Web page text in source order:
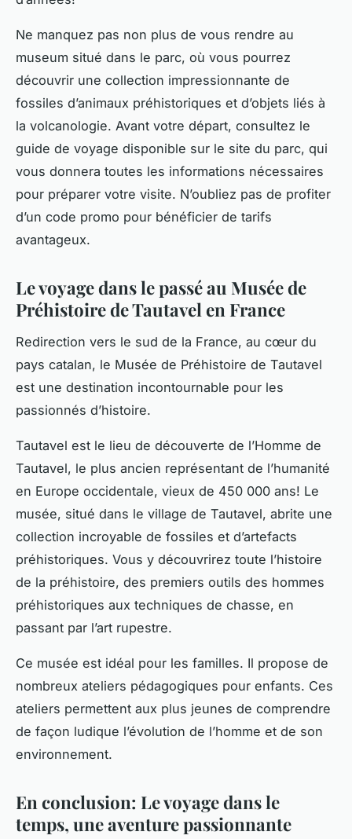
Ne manquez pas non plus de vous rendre au
museum situé dans le parc, où vous pourrez
découvrir une collection impressionnante de
fossiles d’animaux préhistoriques et d’objets liés à
la volcanologie. Avant votre départ, consultez le
guide de voyage disponible sur le site du parc, qui
vous donnera toutes les informations nécessaires
pour préparer votre visite. N’oubliez pas de profiter
d’un code promo pour bénéficier de tarifs
avantageux.
Le voyage dans le passé au Musée de
Préhistoire de Tautavel en France
Redirection vers le sud de la France, au cœur du
pays catalan, le Musée de Préhistoire de Tautavel
est une destination incontournable pour les
passionnés d’histoire.
Tautavel est le lieu de découverte de l’Homme de
Tautavel, le plus ancien représentant de l’humanité
en Europe occidentale, vieux de 450 000 ans! Le
musée, situé dans le village de Tautavel, abrite une
collection incroyable de fossiles et d’artefacts
préhistoriques. Vous y découvrirez toute l’histoire
de la préhistoire, des premiers outils des hommes
préhistoriques aux techniques de chasse, en
passant par l’art rupestre.
Ce musée est idéal pour les familles. Il propose de
nombreux ateliers pédagogiques pour enfants. Ces
ateliers permettent aux plus jeunes de comprendre
de façon ludique l’évolution de l’homme et de son
environnement.
En conclusion: Le voyage dans le
temps, une aventure passionnante